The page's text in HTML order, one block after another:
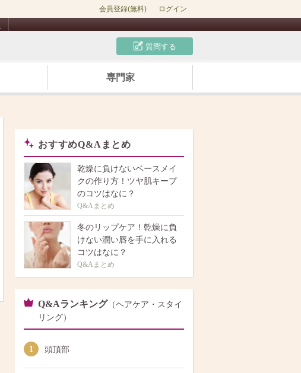
会員登録(無料) ログイン
質問する
専門家
おすすめQ&Aまとめ
乾燥に負けないベースメイ
クの作り方！ツヤ肌キープ
のコツはなに？
Q&Aまとめ
冬のリップケア！乾燥に負
けない潤い唇を手に入れる
コツはなに？
Q&Aまとめ
Q&Aランキング （ヘアケア・スタイ
リング）
1 頭頂部